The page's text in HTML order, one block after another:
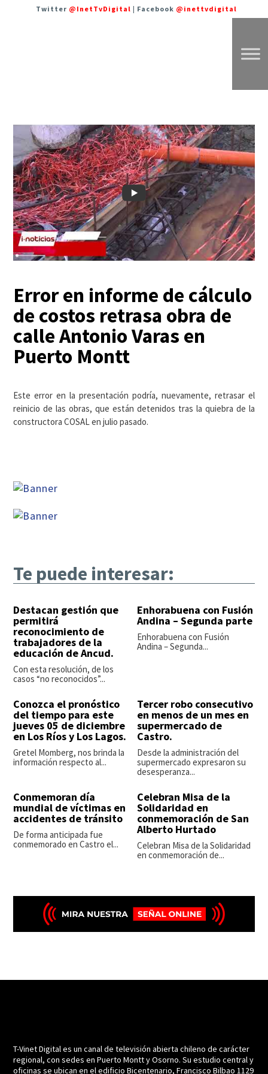
Twitter @InetTvDigital | Facebook @inettvdigital
Error en informe de cálculo
de costos retrasa obra de
calle Antonio Varas en
Puerto Montt
Este error en la presentación podría, nuevamente, retrasar el
reinicio de las obras, que están detenidos tras la quiebra de la
constructora COSAL en julio pasado.
Te puede interesar:
Destacan gestión que
permitirá
reconocimiento de
trabajadores de la
educación de Ancud.
Con esta resolución, de los
casos “no reconocidos”...
Enhorabuena con Fusión
Andina – Segunda parte
Enhorabuena con Fusión
Andina – Segunda...
Conozca el pronóstico
del tiempo para este
jueves 05 de diciembre
en Los Ríos y Los Lagos.
Gretel Momberg, nos brinda la
información respecto al...
Tercer robo consecutivo
en menos de un mes en
supermercado de
Castro.
Desde la administración del
supermercado expresaron su
desesperanza...
Conmemoran día
mundial de víctimas en
accidentes de tránsito
De forma anticipada fue
conmemorado en Castro el...
Celebran Misa de la
Solidaridad en
conmemoración de San
Alberto Hurtado
Celebran Misa de la Solidaridad
en conmemoración de...
T-Vinet Digital es un canal de televisión abierta chileno de carácter
regional, con sedes en Puerto Montt y Osorno. Su estudio central y
oficinas se ubican en el edificio Bicentenario, Francisco Bilbao 1129